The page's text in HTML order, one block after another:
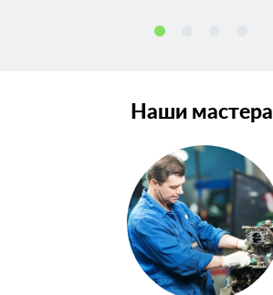
Наши мастера